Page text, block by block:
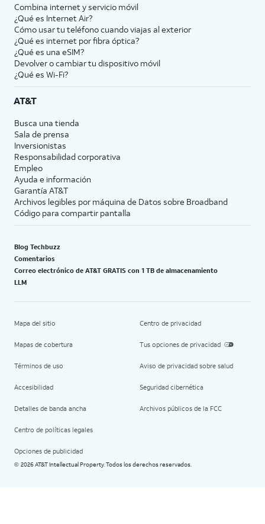
Combina internet y servicio móvil
¿Qué es Internet Air?
Cómo usar tu teléfono cuando viajas al exterior
¿Qué es internet por fibra óptica?
¿Qué es una eSIM?
Devolver o cambiar tu dispositivo móvil
¿Qué es Wi-Fi?
AT&T
Busca una tienda
Sala de prensa
Inversionistas
Responsabilidad corporativa
Empleo
Ayuda e información
Garantía AT&T
Archivos legibles por máquina de Datos sobre Broadband
Código para compartir pantalla
Blog Techbuzz
Comentarios
Correo electrónico de AT&T GRATIS con 1 TB de almacenamiento
LLM
Mapa del sitio
Mapas de cobertura
Términos de uso
Accesibilidad
Detalles de banda ancha
Centro de políticas legales
Opciones de publicidad
Centro de privacidad
Tus opciones de privacidad
Aviso de privacidad sobre salud
Seguridad cibernética
Archivos públicos de la FCC
© 2026 AT&T Intellectual Property. Todos los derechos reservados.